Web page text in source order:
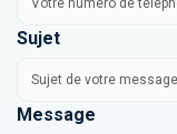
Sujet
Message